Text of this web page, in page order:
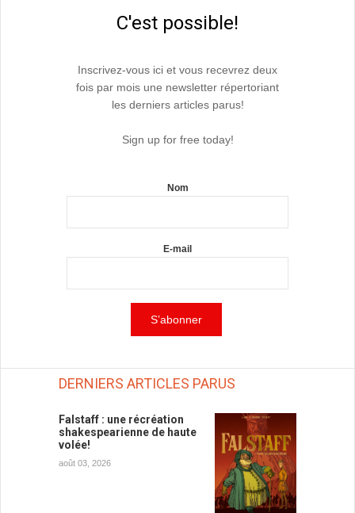
C'est possible!
Inscrivez-vous ici et vous recevrez deux
fois par mois une newsletter répertoriant
les derniers articles parus!
Sign up for free today!
Nom
E-mail
DERNIERS ARTICLES PARUS
Falstaff : une récréation
shakespearienne de haute
volée!
août 03, 2026